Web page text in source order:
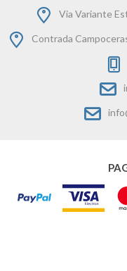
Via Variante
Contrada